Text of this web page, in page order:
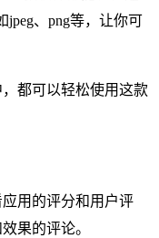
jpeg、png等，让你可
都可以轻松使用这款
用的评分和用户评
果的评论。